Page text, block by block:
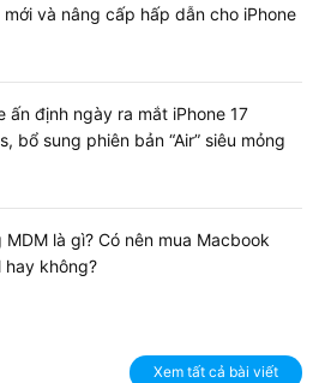
mới và nâng cấp hấp dẫn cho iPhone
ấn định ngày ra mắt iPhone 17
bổ sung phiên bản “Air” siêu mỏng
MDM là gì? Có nên mua Macbook
hay không?
Xem tất cả bài viết